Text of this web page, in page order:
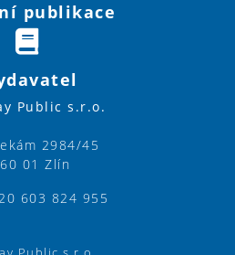
publikace
Public s.r.o.
2984/45
01 Zlín
603 824 955